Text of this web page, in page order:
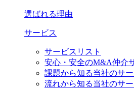
選ばれる理由
サービス
サービスリスト
安心・安全のM&A仲介
課題から知る当社のサ
流れから知る当社のサ